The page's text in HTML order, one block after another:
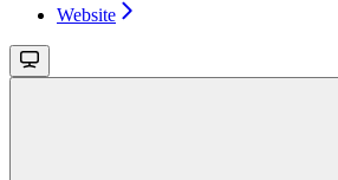
Website